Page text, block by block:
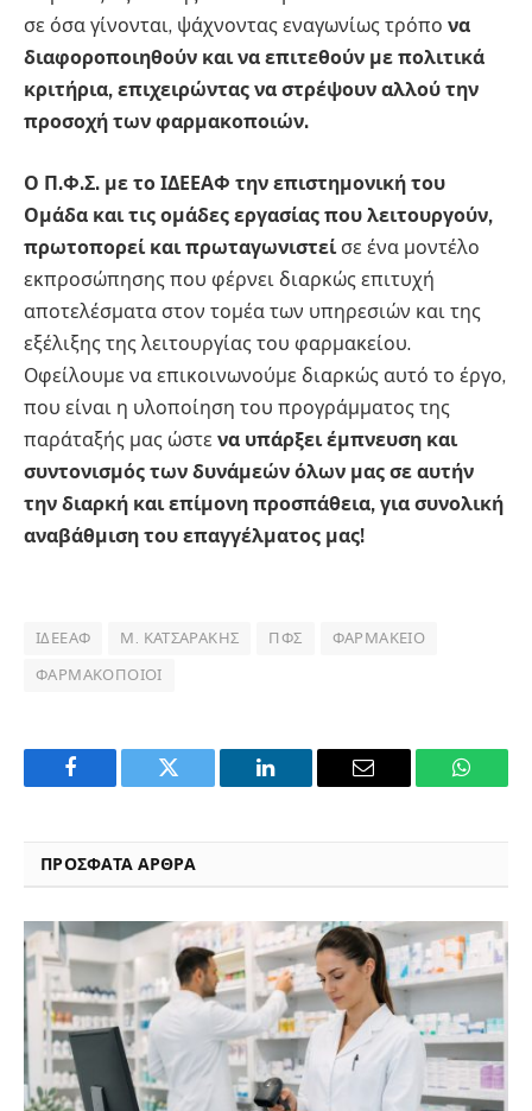
σε όσα γίνονται, ψάχνοντας εναγωνίως τρόπο να
διαφοροποιηθούν και να επιτεθούν με πολιτικά
κριτήρια, επιχειρώντας να στρέψουν αλλού την
προσοχή των φαρμακοποιών.
Ο Π.Φ.Σ. με το ΙΔΕΕΑΦ την επιστημονική του
Ομάδα και τις ομάδες εργασίας που λειτουργούν,
πρωτοπορεί και πρωταγωνιστείσε ένα μοντέλο
εκπροσώπησης που φέρνει διαρκώς επιτυχή
αποτελέσματα στον τομέα των υπηρεσιών και της
εξέλιξης της λειτουργίας του φαρμακείου.
Οφείλουμε να επικοινωνούμε διαρκώς αυτό το έργο,
που είναι η υλοποίηση του προγράμματος της
παράταξής μας ώστε να υπάρξει έμπνευση και
συντονισμός των δυνάμεών όλων μας σε αυτήν
την διαρκή και επίμονη προσπάθεια, για συνολική
αναβάθμιση του επαγγέλματος μας!
ΙΔΕΕΑΦ Μ. ΚΑΤΣΑΡΆΚΗΣ ΠΦΣ ΦΑΡΜΑΚΕΊΟ
ΦΑΡΜΑΚΟΠΟΙΟΊ
Facebook Twitter LinkedIn Email
ΠΡΟΣΦΑΤΑ ΑΡΘΡΑ